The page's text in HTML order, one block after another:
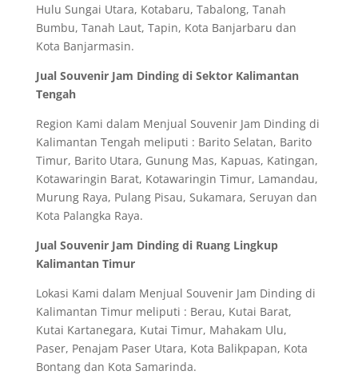
Hulu Sungai Utara, Kotabaru, Tabalong, Tanah
Bumbu, Tanah Laut, Tapin, Kota Banjarbaru dan
Kota Banjarmasin.
Jual Souvenir Jam Dinding di Sektor Kalimantan
Tengah
Region Kami dalam Menjual Souvenir Jam Dinding di
Kalimantan Tengah meliputi : Barito Selatan, Barito
Timur, Barito Utara, Gunung Mas, Kapuas, Katingan,
Kotawaringin Barat, Kotawaringin Timur, Lamandau,
Murung Raya, Pulang Pisau, Sukamara, Seruyan dan
Kota Palangka Raya.
Jual Souvenir Jam Dinding di Ruang Lingkup
Kalimantan Timur
Lokasi Kami dalam Menjual Souvenir Jam Dinding di
Kalimantan Timur meliputi : Berau, Kutai Barat,
Kutai Kartanegara, Kutai Timur, Mahakam Ulu,
Paser, Penajam Paser Utara, Kota Balikpapan, Kota
Bontang dan Kota Samarinda.